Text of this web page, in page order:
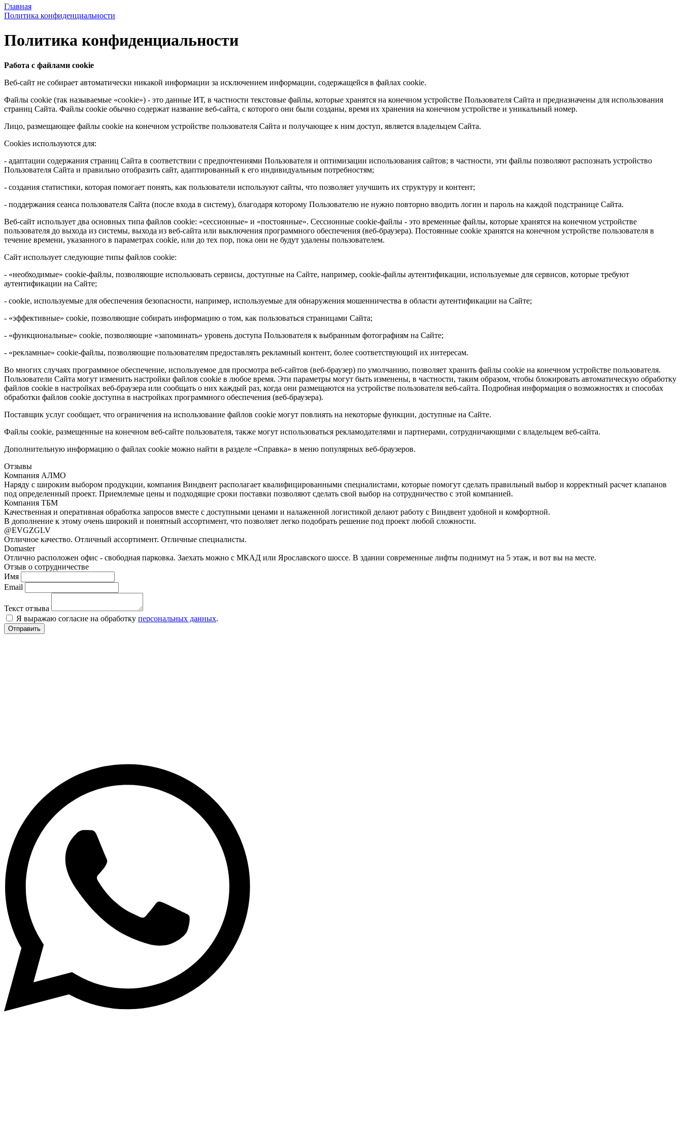
Главная
Политика конфиденциальности
Политика конфиденциальности
Работа с файлами cookie
Веб-сайт не собирает автоматически никакой информации за исключением информации, содержащейся в файлах cookie.
Файлы cookie (так называемые «cookie») - это данные ИТ, в частности текстовые файлы, которые хранятся на конечном устройстве Пользователя Сайта и предназначены для использования
страниц Сайта. Файлы cookie обычно содержат название веб-сайта, с которого они были созданы, время их хранения на конечном устройстве и уникальный номер.
Лицо, размещающее файлы cookie на конечном устройстве пользователя Сайта и получающее к ним доступ, является владельцем Сайта.
Cookies используются для:
- адаптации содержания страниц Сайта в соответствии с предпочтениями Пользователя и оптимизации использования сайтов; в частности, эти файлы позволяют распознать устройство
Пользователя Сайта и правильно отобразить сайт, адаптированный к его индивидуальным потребностям;
- создания статистики, которая помогает понять, как пользователи используют сайты, что позволяет улучшить их структуру и контент;
- поддержания сеанса пользователя Сайта (после входа в систему), благодаря которому Пользователю не нужно повторно вводить логин и пароль на каждой подстранице Сайта.
Веб-сайт использует два основных типа файлов cookie: «сессионные» и «постоянные». Сессионные cookie-файлы - это временные файлы, которые хранятся на конечном устройстве
пользователя до выхода из системы, выхода из веб-сайта или выключения программного обеспечения (веб-браузера). Постоянные cookie хранятся на конечном устройстве пользователя в
течение времени, указанного в параметрах cookie, или до тех пор, пока они не будут удалены пользователем.
Сайт использует следующие типы файлов cookie:
- «необходимые» cookie-файлы, позволяющие использовать сервисы, доступные на Сайте, например, cookie-файлы аутентификации, используемые для сервисов, которые требуют
аутентификации на Сайте;
- cookie, используемые для обеспечения безопасности, например, используемые для обнаружения мошенничества в области аутентификации на Сайте;
- «эффективные» cookie, позволяющие собирать информацию о том, как пользоваться страницами Сайта;
- «функциональные» cookie, позволяющие «запоминать» уровень доступа Пользователя к выбранным фотографиям на Сайте;
- «рекламные» cookie-файлы, позволяющие пользователям предоставлять рекламный контент, более соответствующий их интересам.
Во многих случаях программное обеспечение, используемое для просмотра веб-сайтов (веб-браузер) по умолчанию, позволяет хранить файлы cookie на конечном устройстве пользователя.
Пользователи Сайта могут изменить настройки файлов cookie в любое время. Эти параметры могут быть изменены, в частности, таким образом, чтобы блокировать автоматическую обработку
файлов cookie в настройках веб-браузера или сообщать о них каждый раз, когда они размещаются на устройстве пользователя веб-сайта. Подробная информация о возможностях и способах
обработки файлов cookie доступна в настройках программного обеспечения (веб-браузера).
Поставщик услуг сообщает, что ограничения на использование файлов cookie могут повлиять на некоторые функции, доступные на Сайте.
Файлы cookie, размещенные на конечном веб-сайте пользователя, также могут использоваться рекламодателями и партнерами, сотрудничающими с владельцем веб-сайта.
Дополнительную информацию о файлах cookie можно найти в разделе «Справка» в меню популярных веб-браузеров.
Отзывы
Компания АЛМО
Наряду с широким выбором продукции, компания Виндвент располагает квалифицированными специалистами, которые помогут сделать правильный выбор и корректный расчет клапанов
под определенный проект. Приемлемые цены и подходящие сроки поставки позволяют сделать свой выбор на сотрудничество с этой компанией.
Компания ТБМ
Качественная и оперативная обработка запросов вместе с доступными ценами и налаженной логистикой делают работу с Виндвент удобной и комфортной.
В дополнение к этому очень широкий и понятный ассортимент, что позволяет легко подобрать решение под проект любой сложности.
@EVGZGLV
Отличное качество. Отличный ассортимент. Отличные специалисты.
Domaster
Отлично расположен офис - свободная парковка. Заехать можно с МКАД или Ярославского шоссе. В здании современные лифты поднимут на 5 этаж, и вот вы на месте.
Отзыв о сотрудничестве
Имя
Email
Текст отзыва
Я выражаю согласие на обработку персональных данных.
Отправить